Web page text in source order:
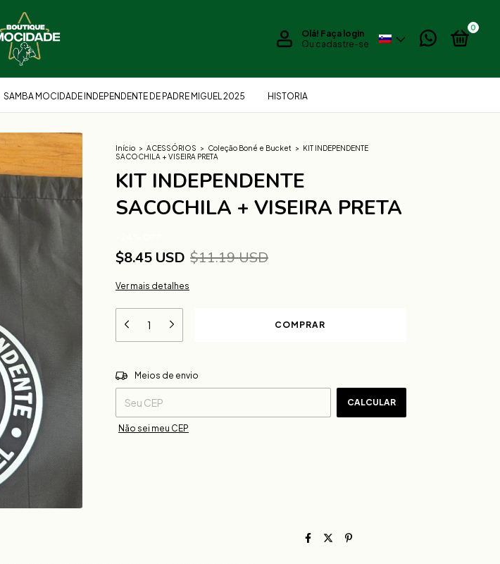
Olá! Faça login
Ou cadastre-se
0
SAMBA MOCIDADE INDEPENDENTE DE PADRE MIGUEL 2025 HISTORIA
Início > ACESSÓRIOS > Coleção Boné e Bucket > KIT INDEPENDENTE
SACOCHILA + VISEIRA PRETA
KIT INDEPENDENTE
SACOCHILA + VISEIRA PRETA
$8.45 USD $11.19 USD
Ver mais detalhes
Entregas para o CEP:
Meios de envio
CALCULAR
Não sei meu CEP